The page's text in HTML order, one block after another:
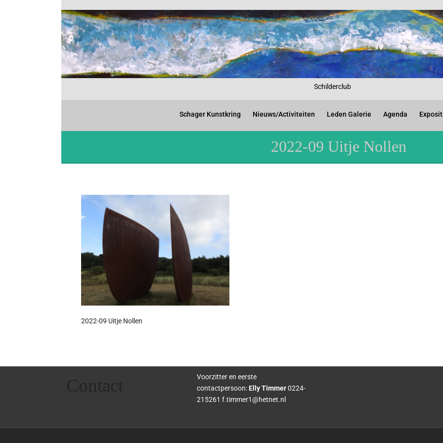
Schilderclub
Schager Kunstkring Nieuws/Activiteiten Leden Galerie Agenda
2022-09 Uitje Nollen
2022-09 Uitje Nollen
Voorzitter en eerste
contactpersoon: Elly Timmer0224-
215261 f.timmer1@hetnet.nl